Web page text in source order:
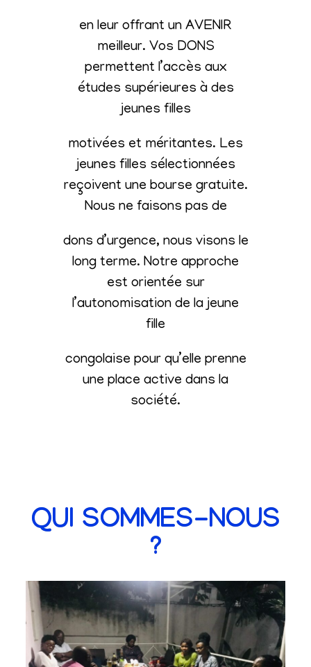
en leur offrant un AVENIR
meilleur. Vos DONS
permettent l’accès aux
études supérieures à des
jeunes filles
motivées et méritantes. Les
jeunes filles sélectionnées
reçoivent une bourse gratuite.
Nous ne faisons pas de
dons d’urgence, nous visons le
long terme. Notre approche
est orientée sur
l’autonomisation de la jeune
fille
congolaise pour qu’elle prenne
une place active dans la
société.
QUI SOMMES-NOUS
?